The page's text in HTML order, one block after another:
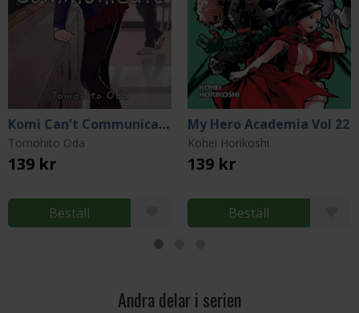
Komi Can't Communicate Vol 1
Tomohito Oda
139 kr
Beställ
My Hero Academia Vol 22
Kohei Horikoshi
139 kr
Beställ
Andra delar i serien